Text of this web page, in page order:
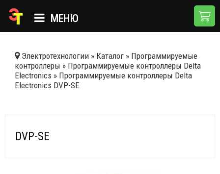
МЕНЮ
КАТАЛОГ
О КОМПАНИИ
Электротехнологии » Каталог » Программируемые
контроллеры » Программируемые контроллеры Delta
Electronics » Программируемые контроллеры Delta
Electronics DVP-SE
DVP-SE